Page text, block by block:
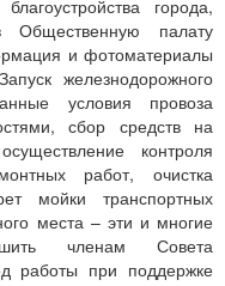
города,
Общественную палату
и фотоматериалы
железнодорожного
условия провоза
сбор средств на
контроля
работ, очистка
мойки транспортных
места – эти и многие
членам Совета
работы при поддержке